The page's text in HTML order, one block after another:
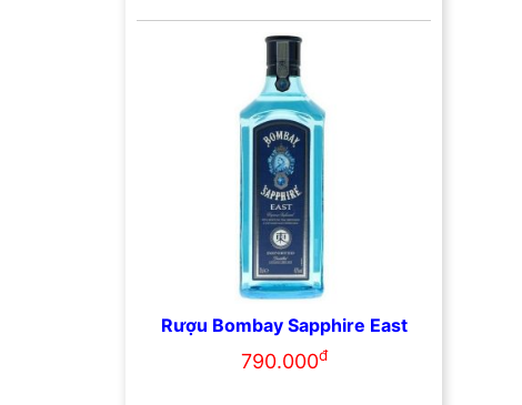
Rượu Bombay Sapphire East
790.000đ